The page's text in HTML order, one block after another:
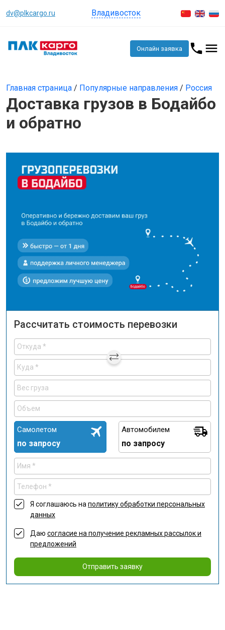
dv@plkcargo.ru Владивосток
Онлайн заявка
Главная страница / Популярные направления / Россия
Доставка грузов в Бодайбо
и обратно
Рассчитать стоимость перевозки
Самолетом
по запросу
Автомобилем
по запросу
Я соглашаюсь наполитику обработки персональных
данных
Даю согласие на получение рекламных рассылок и
предложений
Отправить заявку